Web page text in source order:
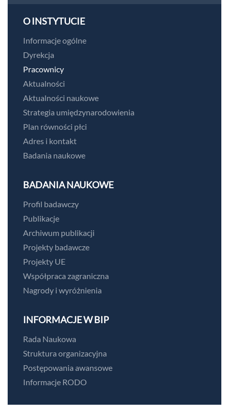
O INSTYTUCIE
Informacje ogólne
Dyrekcja
Pracownicy
Aktualności
Aktualności naukowe
Strategia umiędzynarodowienia
Plan równości płci
Adres i kontakt
Badania naukowe
BADANIA NAUKOWE
Profil badawczy
Publikacje
Archiwum publikacji
Projekty badawcze
Projekty UE
Współpraca zagraniczna
Nagrody i wyróżnienia
INFORMACJE W BIP
Rada Naukowa
Struktura organizacyjna
Postępowania awansowe
Informacje RODO